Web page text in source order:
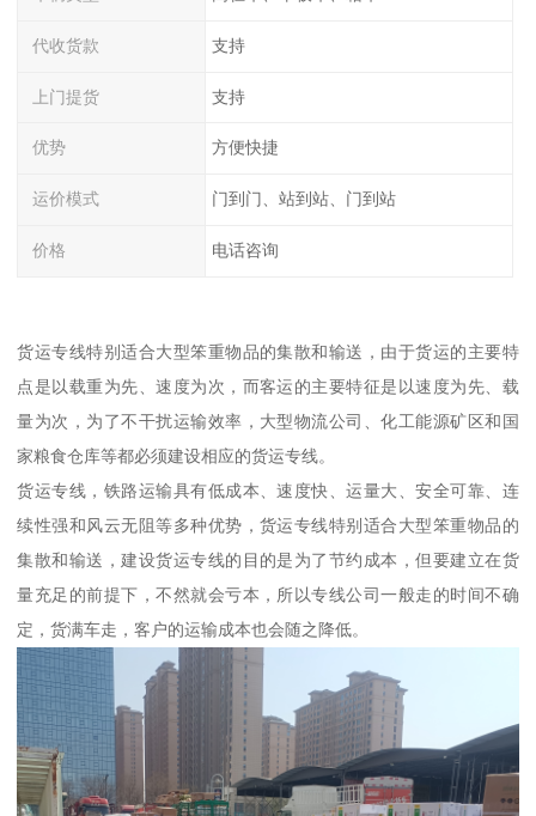
代收货款 支持
上门提货 支持
优势 方便快捷
运价模式 门到门、站到站、门到站
价格 电话咨询
货运专线特别适合大型笨重物品的集散和输送，由于货运的主要特
点是以载重为先、速度为次，而客运的主要特征是以速度为先、载
量为次，为了不干扰运输效率，大型物流公司、化工能源矿区和国
家粮食仓库等都必须建设相应的货运专线。
货运专线，铁路运输具有低成本、速度快、运量大、安全可靠、连
续性强和风云无阻等多种优势，货运专线特别适合大型笨重物品的
集散和输送，建设货运专线的目的是为了节约成本，但要建立在货
量充足的前提下，不然就会亏本，所以专线公司一般走的时间不确
定，货满车走，客户的运输成本也会随之降低。